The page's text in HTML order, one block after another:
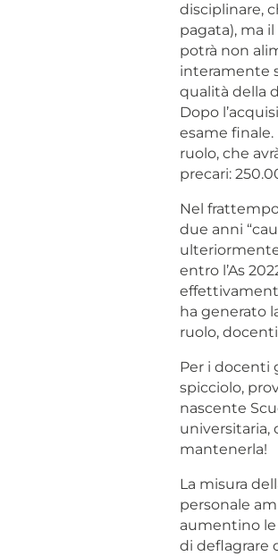
disciplinare,
pagata), ma
potrà non
interamente
qualità della
Dopo
esame
ruolo, che
precari:
Nel
due anni
entro l’As
ha generato
ruolo,
Per i docenti
spicciolo,
nascente
universitaria,
mantenerla!
La misura
personale
aumentino
di deflagrare